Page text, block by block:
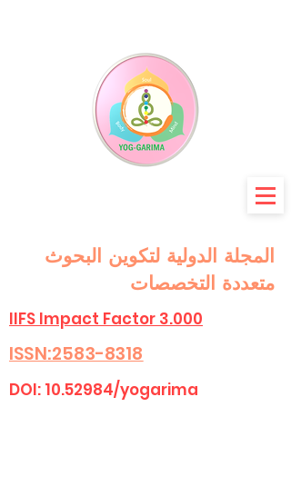
المجلة الدولية لتكوين البحوث
متعددة التخصصات
DOI: 10.52984/yogarima
ISSN:2583-8318
IIFS Impact Factor 3.000